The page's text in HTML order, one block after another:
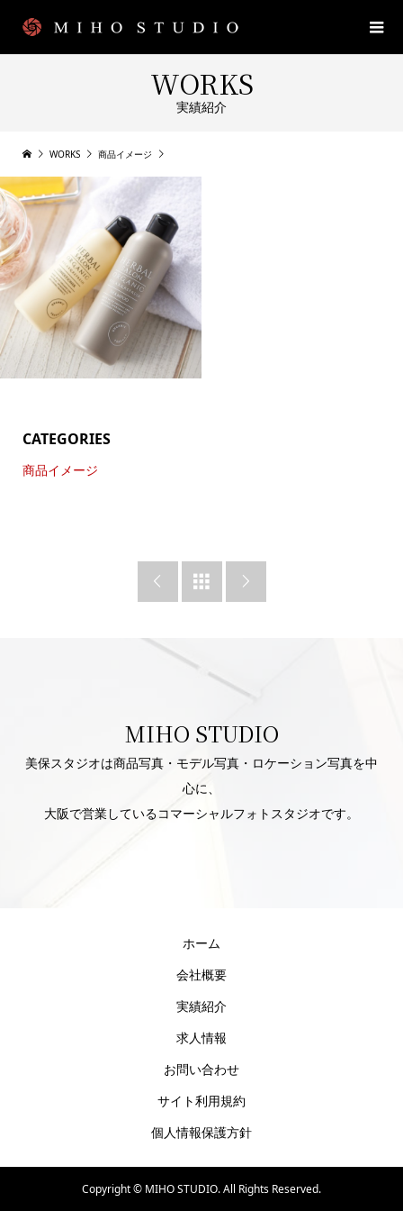
WORKS
実績紹介
WORKS 商品イメージ
CATEGORIES
商品イメージ
  
MIHO STUDIO
美保スタジオは商品写真・モデル写真・ロケーション写真を中
心に、
大阪で営業しているコマーシャルフォトスタジオです。
ホーム
会社概要
実績紹介
求人情報
お問い合わせ
サイト利用規約
個人情報保護方針
Copyright © MIHO STUDIO. All Rights Reserved.